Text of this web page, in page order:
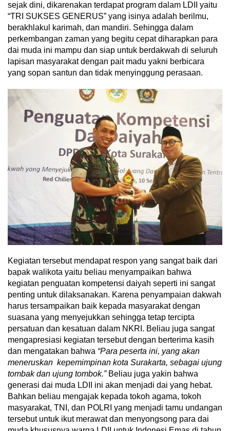
sejak dini, dikarenakan terdapat program dalam LDII yaitu
“TRI SUKSES GENERUS” yang isinya adalah berilmu,
berakhlakul karimah, dan mandiri. Sehingga dalam
perkembangan zaman yang begitu cepat diharapkan para
dai muda ini mampu dan siap untuk berdakwah di seluruh
lapisan masyarakat dengan pait madu yakni berbicara
yang sopan santun dan tidak menyinggung perasaan.
Kegiatan tersebut mendapat respon yang sangat baik dari
bapak walikota yaitu beliau menyampaikan bahwa
kegiatan penguatan kompetensi daiyah seperti ini sangat
penting untuk dilaksanakan. Karena penyampaian dakwah
harus tersampaikan baik kepada masyarakat dengan
suasana yang menyejukkan sehingga tetap tercipta
persatuan dan kesatuan dalam NKRI. Beliau juga sangat
mengapresiasi kegiatan tersebut dengan berterima kasih
dan mengatakan bahwa “Para peserta ini, yang akan
meneruskan kepemimpinan kota Surakarta, sebagai ujung
tombak dan ujung tombok.”Beliau juga yakin bahwa
generasi dai muda LDII ini akan menjadi dai yang hebat.
Bahkan beliau mengajak kepada tokoh agama, tokoh
masyarakat, TNI, dan POLRI yang menjadi tamu undangan
tersebut untuk ikut merawat dan menyongsong para dai